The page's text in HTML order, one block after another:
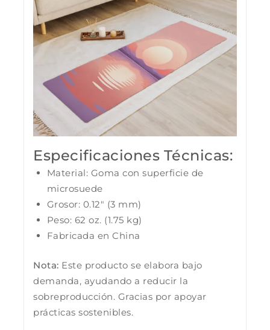
Especificaciones Técnicas:
Material: Goma con superficie de
microsuede
Grosor: 0.12″ (3 mm)
Peso: 62 oz. (1.75 kg)
Fabricada en China
Nota: Este producto se elabora bajo
demanda, ayudando a reducir la
sobreproducción. Gracias por apoyar
prácticas sostenibles.